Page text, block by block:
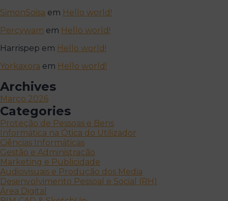
SimonSoisa em Hello world!
Percywam em Hello world!
Harrispep em Hello world!
Yorkaxora em Hello world!
Archives
Março 2026
Categories
Proteção de Pessoas e Bens
Informática na Ótica do Utilizador
Ciências Informáticas
Gestão e Administração
Marketing e Publicidade
Audiovisuais e Produção dos Media
Desenvolvimento Pessoal e Social (RH)
Área Digital